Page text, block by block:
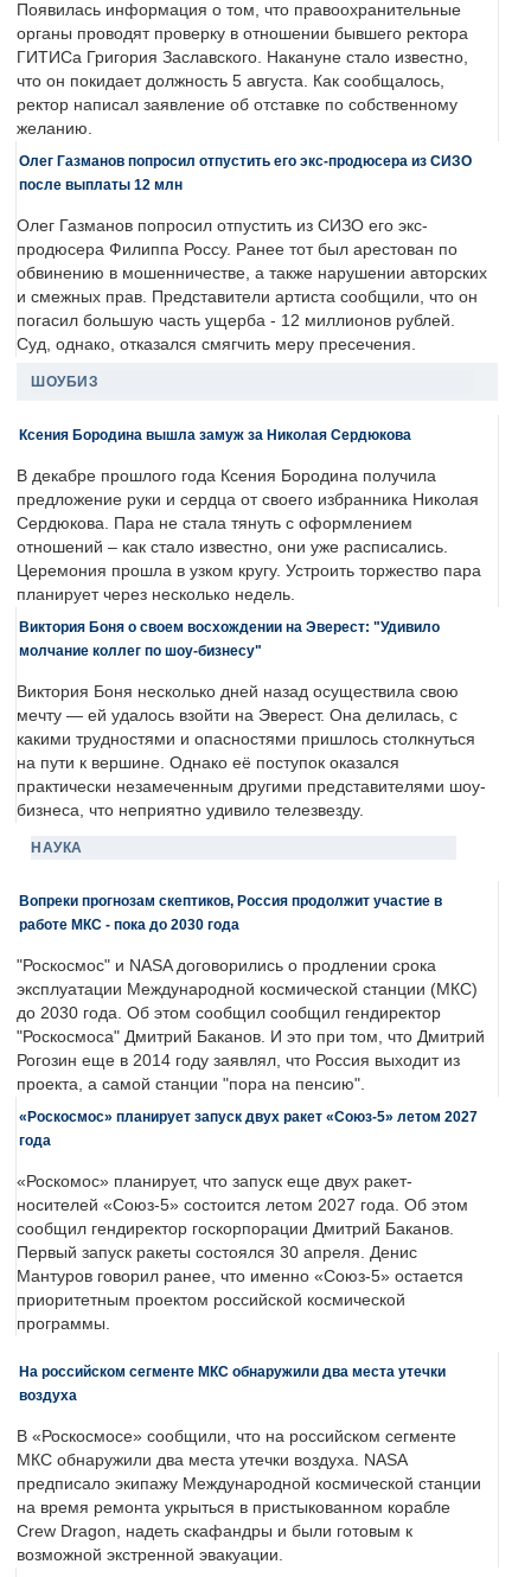
Появилась информация о том, что правоохранительные
органы проводят проверку в отношении бывшего ректора
ГИТИСа Григория Заславского. Накануне стало известно,
что он покидает должность 5 августа. Как сообщалось,
ректор написал заявление об отставке по собственному
желанию.
Олег Газманов попросил отпустить его экс-продюсера из СИЗО
после выплаты 12 млн
Олег Газманов попросил отпустить из СИЗО его экс-
продюсера Филиппа Россу. Ранее тот был арестован по
обвинению в мошенничестве, а также нарушении авторских
и смежных прав. Представители артиста сообщили, что он
погасил большую часть ущерба - 12 миллионов рублей.
Суд, однако, отказался смягчить меру пресечения.
ШОУБИЗ
Ксения Бородина вышла замуж за Николая Сердюкова
В декабре прошлого года Ксения Бородина получила
предложение руки и сердца от своего избранника Николая
Сердюкова. Пара не стала тянуть с оформлением
отношений – как стало известно, они уже расписались.
Церемония прошла в узком кругу. Устроить торжество пара
планирует через несколько недель.
Виктория Боня о своем восхождении на Эверест: "Удивило
молчание коллег по шоу-бизнесу"
Виктория Боня несколько дней назад осуществила свою
мечту — ей удалось взойти на Эверест. Она делилась, с
какими трудностями и опасностями пришлось столкнуться
на пути к вершине. Однако её поступок оказался
практически незамеченным другими представителями шоу-
бизнеса, что неприятно удивило телезвезду.
НАУКА
Вопреки прогнозам скептиков, Россия продолжит участие в
работе МКС - пока до 2030 года
"Роскосмос" и NASA договорились о продлении срока
эксплуатации Международной космической станции (МКС)
до 2030 года. Об этом сообщил сообщил гендиректор
"Роскосмоса" Дмитрий Баканов. И это при том, что Дмитрий
Рогозин еще в 2014 году заявлял, что Россия выходит из
проекта, а самой станции "пора на пенсию".
«Роскосмос» планирует запуск двух ракет «Союз-5» летом 2027
года
«Роскомос» планирует, что запуск еще двух ракет-
носителей «Союз-5» состоится летом 2027 года. Об этом
сообщил гендиректор госкорпорации Дмитрий Баканов.
Первый запуск ракеты состоялся 30 апреля. Денис
Мантуров говорил ранее, что именно «Союз-5» остается
приоритетным проектом российской космической
программы.
На российском сегменте МКС обнаружили два места утечки
воздуха
В «Роскосмосе» сообщили, что на российском сегменте
МКС обнаружили два места утечки воздуха. NASA
предписало экипажу Международной космической станции
на время ремонта укрыться в пристыкованном корабле
Crew Dragon, надеть скафандры и были готовым к
возможной экстренной эвакуации.